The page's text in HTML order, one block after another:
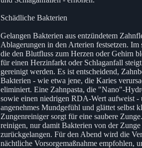
Schädliche Bakterien
Gelangen Bakterien aus entzündetem
Ablagerungen in den Arterien festsetzen.
die den Blutfluss zum Herzen oder Gehirn
für einen Herzinfarkt oder Schlaganfall
gereinigt werden. Es ist entscheidend,
Bakterien - wie etwa jene, die Karies
eliminiert. Eine Zahnpasta, die "Nano"-
sowie einen niedrigen RDA-Wert aufweist
angenehmes Mundgefühl und glättet selbst
Zungenreiniger sorgt für eine saubere
reinigen, nur damit Bakterien von der
zurückgelangen. Für den Abend wird die
nächtliche Vorsorgemaßnahme empfohlen,